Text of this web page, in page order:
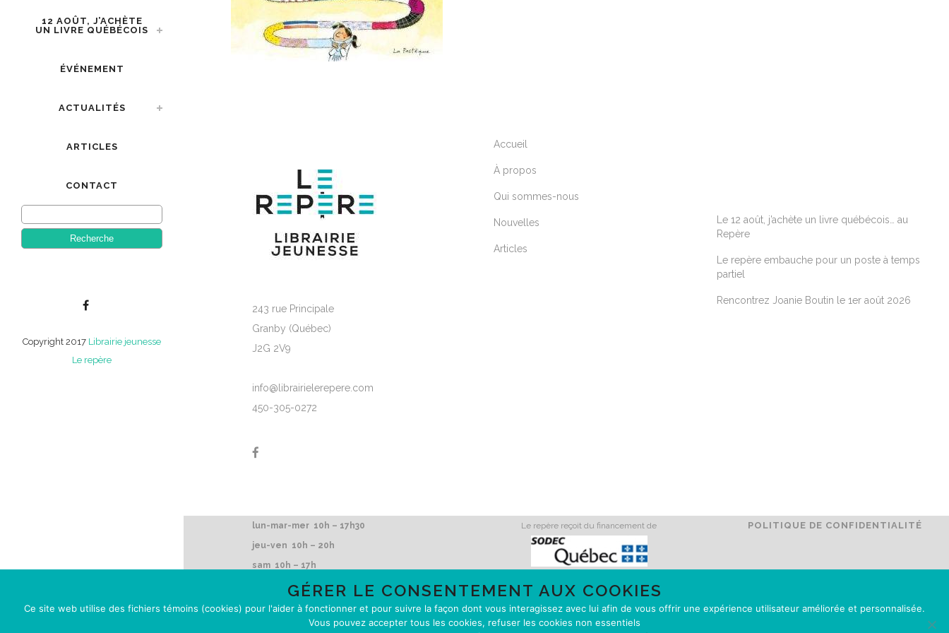
12 AOÛT, J’ACHÈTE
UN LIVRE QUÉBÉCOIS
ÉVÉNEMENT
ACTUALITÉS
ARTICLES
CONTACT
Copyright 2017 Librairie jeunesse
Le repère
243 rue Principale
Granby (Québec)
J2G 2V9
info@librairielerepere.com
450-305-0272
Accueil
À propos
Qui sommes-nous
Nouvelles
Articles
Le 12 août, j’achète un livre québécois… au
Repère
Le repère embauche pour un poste à temps
partiel
Rencontrez Joanie Boutin le 1er août 2026
lun-mar-mer 10h – 17h30
jeu-ven 10h – 20h
sam 10h – 17h
dim 12h – 16h
Le repère reçoit du financement de POLITIQUE DE CONFIDENTIALITÉ
GÉRER LE CONSENTEMENT AUX COOKIES
Ce site web utilise des fichiers témoins (cookies) pour l'aider à fonctionner et pour suivre la façon dont vous interagissez avec lui afin de vous offrir une expérience utilisateur améliorée et personnalisée.
Vous pouvez accepter tous les cookies, refuser les cookies non essentiels